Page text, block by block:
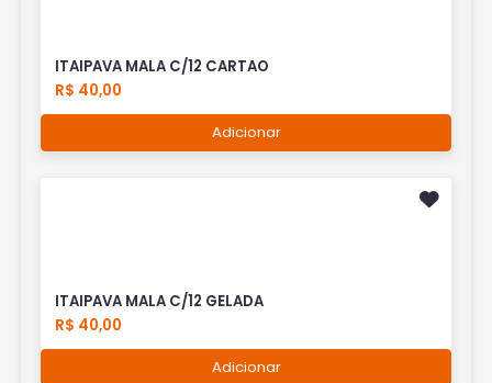
ITAIPAVA MALA C/12 CARTAO
R$ 40,00
Adicionar
ITAIPAVA MALA C/12 GELADA
R$ 40,00
Adicionar